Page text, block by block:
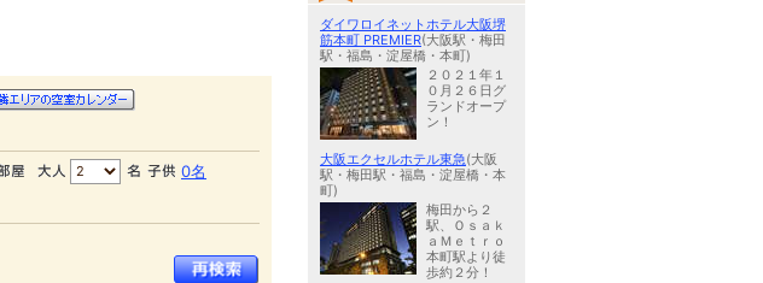
0名
ダイワロイネットホテル大阪堺
筋本町 PREMIER(大阪駅・梅田
駅・福島・淀屋橋・本町)
２０２１年１
０月２６日グ
ランドオープ
ン！
大阪エクセルホテル東急(大阪
駅・梅田駅・福島・淀屋橋・本
町)
梅田から２
駅、Ｏｓａｋ
ａＭｅｔｒｏ
本町駅より徒
歩約２分！